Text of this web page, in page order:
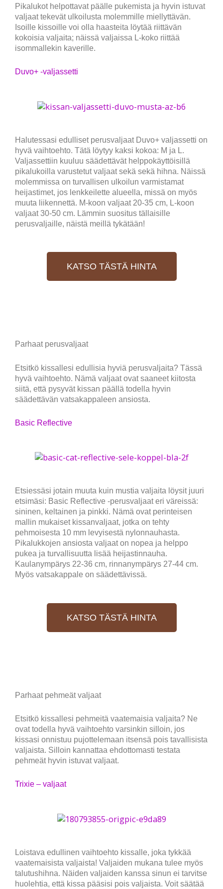
Pikalukot helpottavat päälle pukemista ja hyvin istuvat
valjaat tekevät ulkoilusta molemmille miellyttävän.
Isoille kissoille voi olla haasteita löytää riittävän
kokoisia valjaita; näissä valjaissa L-koko riittää
isommallekin kaverille.
Duvo+ -valjassetti
Halutessasi edulliset perusvaljaat Duvo+ valjassetti on
hyvä vaihtoehto. Tätä löytyy kaksi kokoa: M ja L.
Valjassettiin kuuluu säädettävät helppokäyttöisillä
pikalukoilla varustetut valjaat sekä sekä hihna. Näissä
molemmissa on turvallisen ulkoilun varmistamat
heijastimet, jos lenkkeilette alueella, missä on myös
muuta liikennettä. M-koon valjaat 20-35 cm, L-koon
valjaat 30-50 cm. Lämmin suositus tällaisille
perusvaljaille, näistä meillä tykätään!
KATSO TÄSTÄ HINTA
Parhaat perusvaljaat
Etsitkö kissallesi edullisia hyviä perusvaljaita? Tässä
hyvä vaihtoehto. Nämä valjaat ovat saaneet kiitosta
siitä, että pysyvät kissan päällä todella hyvin
säädettävän vatsakappaleen ansiosta.
Basic Reflective
Etsiessäsi jotain muuta kuin mustia valjaita löysit juuri
etsimäsi: Basic Reflective -perusvaljaat eri väreissä:
sininen, keltainen ja pinkki. Nämä ovat perinteisen
mallin mukaiset kissanvaljaat, jotka on tehty
pehmoisesta 10 mm levyisestä nylonnauhasta.
Pikalukkojen ansiosta valjaat on nopea ja helppo
pukea ja turvallisuutta lisää heijastinnauha.
Kaulanympärys 22-36 cm, rinnanympärys 27-44 cm.
Myös vatsakappale on säädettävissä.
KATSO TÄSTÄ HINTA
Parhaat pehmeät valjaat
Etsitkö kissallesi pehmeitä vaatemaisia valjaita? Ne
ovat todella hyvä vaihtoehto varsinkin silloin, jos
kissasi onnistuu pujottelemaan itsensä pois tavallisista
valjaista. Silloin kannattaa ehdottomasti testata
pehmeät hyvin istuvat valjaat.
Trixie – valjaat
Loistava edullinen vaihtoehto kissalle, joka tykkää
vaatemaisista valjaista! Valjaiden mukana tulee myös
talutushihna. Näiden valjaiden kanssa sinun ei tarvitse
huolehtia, että kissa pääsisi pois valjaista. Voit säätää